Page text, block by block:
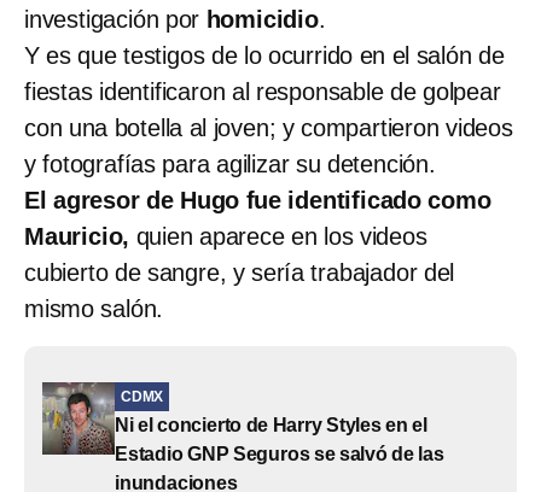
investigación por homicidio.
Y es que testigos de lo ocurrido en el salón de
fiestas identificaron al responsable de golpear
con una botella al joven; y compartieron videos
y fotografías para agilizar su detención.
El agresor de Hugo fue identificado como
Mauricio, quien aparece en los videos
cubierto de sangre, y sería trabajador del
mismo salón.
CDMX
Ni el concierto de Harry Styles en el
Estadio GNP Seguros se salvó de las
inundaciones